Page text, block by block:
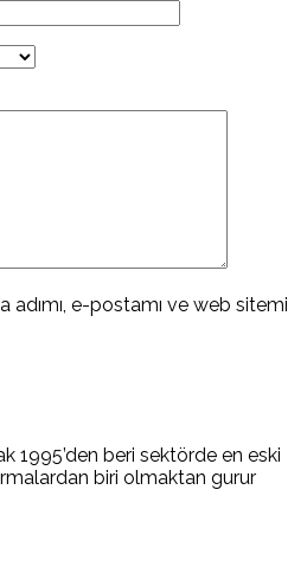
adımı, e-postamı ve web sitemi
1995’den beri sektörde en eski
biri olmaktan gurur